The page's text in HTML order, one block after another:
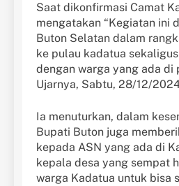
Saat dikonfirmasi Camat
mengatakan “Kegiatan ini
Buton Selatan dalam
ke pulau kadatua
dengan warga yang ada di
Ujarnya, Sabtu, 28/12/
Ia menuturkan, dalam
Bupati Buton juga
kepada ASN yang ada di
kepala desa yang sempat
warga Kadatua untuk bisa